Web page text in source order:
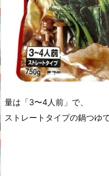
量は「3〜4人前」で、
ストレートタイプの鍋つゆで